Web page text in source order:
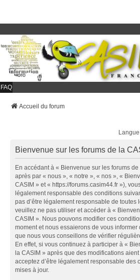
FAQ
Accueil du forum
Bienvenue sur les forums de la
En accédant à « Bienvenue sur les forums
après par « nous », « notre », « nos », «
CASIM » et « https://forums.casim44.fr »),
légalement responsable des conditions
pas d’être légalement responsable de toutes
veuillez ne pas utiliser et accéder à «
CASIM ». Nous pouvons modifier ces
moment et nous essaierons de vous informer
que nous vous conseillons de vérifier
En effet, si vous continuez à participer à «
la CASIM » après que des modifications
acceptez d’être légalement responsable des
mises à jour.